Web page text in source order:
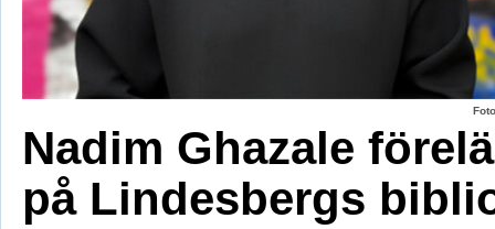
Nadim Ghazale
på Lindesbergs